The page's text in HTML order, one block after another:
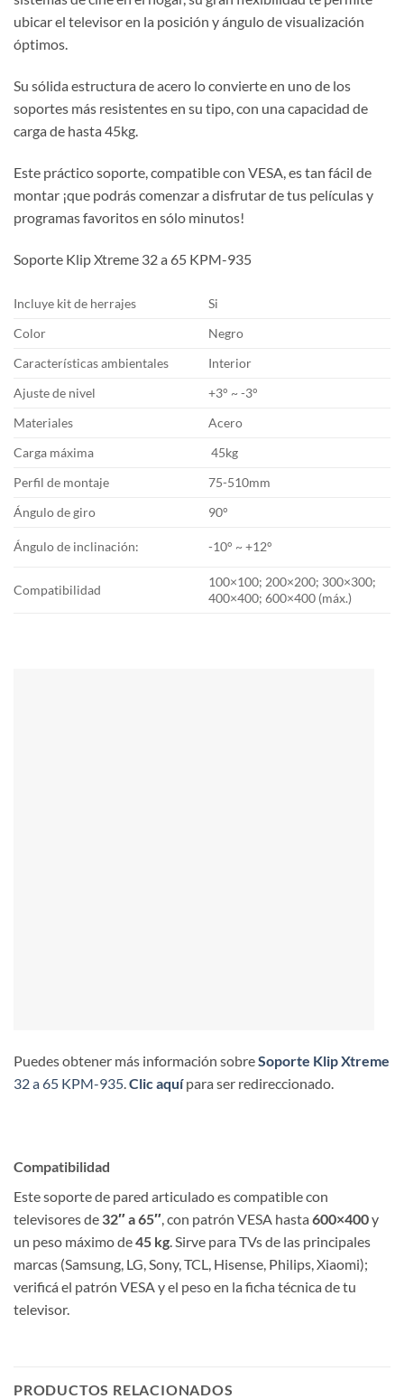
ubicar el televisor en la posición y ángulo de visualización
óptimos.
Su sólida estructura de acero lo convierte en uno de los
soportes más resistentes en su tipo, con una capacidad de
carga de hasta 45kg.
Este práctico soporte, compatible con VESA, es tan fácil de
montar ¡que podrás comenzar a disfrutar de tus películas y
programas favoritos en sólo minutos!
Soporte Klip Xtreme 32 a 65 KPM-935
Incluye kit de herrajes
Si
Color
Negro
Características ambientales
Interior
Ajuste de nivel
+3° ~ -3°
Materiales
Acero
Carga máxima
45kg
Perfil de montaje
75-510mm
Ángulo de giro
90°
Ángulo de inclinación: -10° ~ +12°
Compatibilidad
100×100; 200×200; 300×300;
400×400; 600×400 (máx.)
Puedes obtener más información sobreSoporte Klip Xtreme
32 a 65 KPM-935.Clic aquípara ser redireccionado.
Compatibilidad
Este soporte de pared articulado es compatible con
televisores de 32″ a 65″, con patrón VESA hasta 600×400y
un peso máximo de45 kg. Sirve para TVs de las principales
marcas (Samsung, LG, Sony, TCL, Hisense, Philips, Xiaomi);
verificá el patrón VESA y el peso en la ficha técnica de tu
televisor.
PRODUCTOS RELACIONADOS